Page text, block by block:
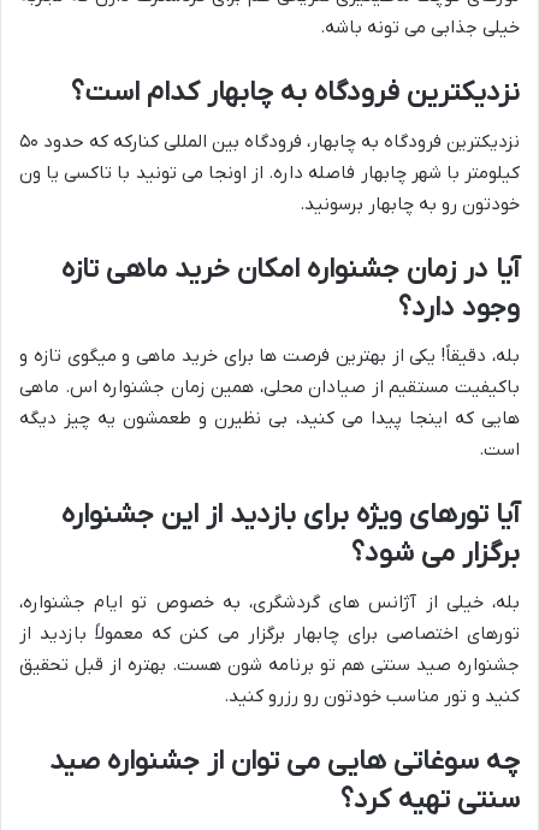
خیلی جذابی می تونه باشه.
نزدیکترین فرودگاه به چابهار کدام است؟
نزدیکترین فرودگاه به چابهار، فرودگاه بین المللی کنارکه که حدود ۵۰
کیلومتر با شهر چابهار فاصله داره. از اونجا می تونید با تاکسی یا ون
خودتون رو به چابهار برسونید.
آیا در زمان جشنواره امکان خرید ماهی تازه
وجود دارد؟
بله، دقیقاً! یکی از بهترین فرصت ها برای خرید ماهی و میگوی تازه و
باکیفیت مستقیم از صیادان محلی، همین زمان جشنواره اس. ماهی
هایی که اینجا پیدا می کنید، بی نظیرن و طعمشون یه چیز دیگه
است.
آیا تورهای ویژه برای بازدید از این جشنواره
برگزار می شود؟
بله، خیلی از آژانس های گردشگری، به خصوص تو ایام جشنواره،
تورهای اختصاصی برای چابهار برگزار می کنن که معمولاً بازدید از
جشنواره صید سنتی هم تو برنامه شون هست. بهتره از قبل تحقیق
کنید و تور مناسب خودتون رو رزرو کنید.
چه سوغاتی هایی می توان از جشنواره صید
سنتی تهیه کرد؟